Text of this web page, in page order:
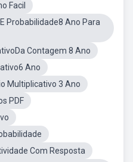
Facil
Probabilidade8 Ano Para
Contagem 8 Ano
Ano
Multiplicativo 3 Ano
PDF
Com Resposta